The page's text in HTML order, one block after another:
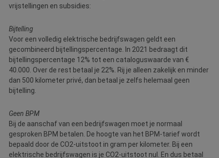
vrijstellingen en subsidies:
Bijtelling
Voor een volledig elektrische bedrijfswagen geldt een
gecombineerd bijtellingspercentage. In 2021 bedraagt dit
bijtellingspercentage 12% tot een cataloguswaarde van €
40.000. Over de rest betaal je 22%. Rij je alleen zakelijk en minder
dan 500 kilometer privé, dan betaal je zelfs helemaal geen
bijtelling.
Geen BPM
Bij de aanschaf van een bedrijfswagen moet je normaal
gesproken BPM betalen. De hoogte van het BPM-tarief wordt
bepaald door de CO2-uitstoot in gram per kilometer. Bij een
elektrische bedrijfswagen is je CO2-uitstoot nul. En dus betaal